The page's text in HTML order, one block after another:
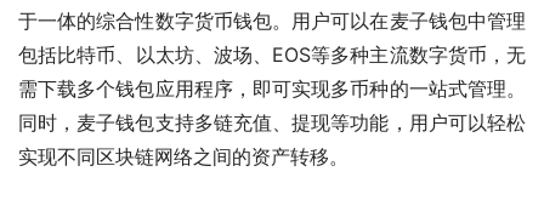
于一体的综合性数字货币钱包。用户可以在麦子钱包中管理
包括比特币、以太坊、波场、EOS等多种主流数字货币，无
需下载多个钱包应用程序，即可实现多币种的一站式管理。
同时，麦子钱包支持多链充值、提现等功能，用户可以轻松
实现不同区块链网络之间的资产转移。